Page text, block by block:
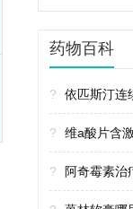
药物百科
? 依匹斯汀连
? 维a酸片含
? 阿奇霉素治